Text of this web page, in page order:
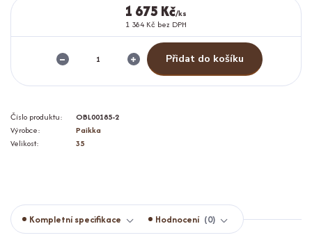
1 675 Kč/ks
1 384 Kč bez DPH
Přidat do košíku
Číslo produktu:
OBL00185-2
Výrobce:
Paikka
Velikost:
35
Kompletní specifikace Hodnocení 0